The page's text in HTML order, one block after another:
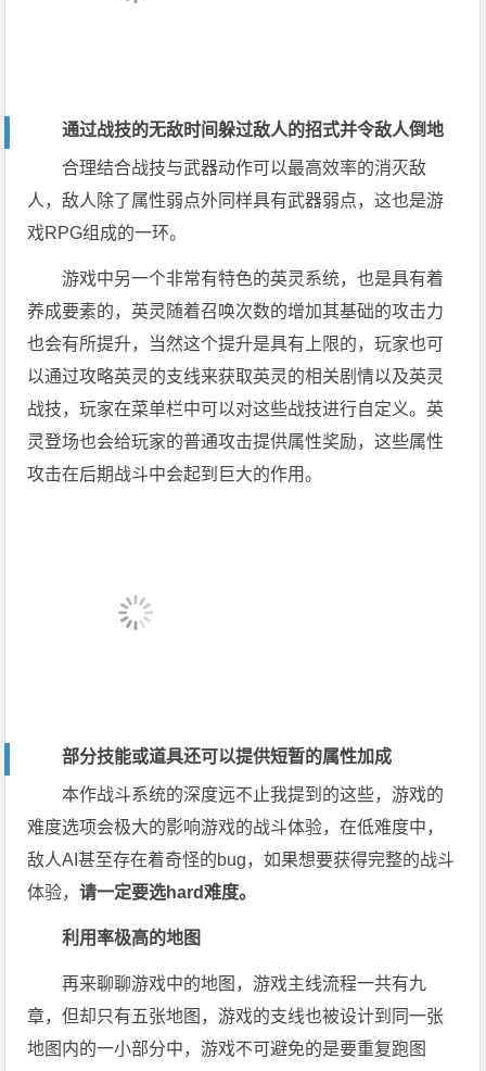
通过战技的无敌时间躲过敌人的招式并令敌人倒地
合理结合战技与武器动作可以最高效率的消灭敌
人，敌人除了属性弱点外同样具有武器弱点，这也是游
戏RPG组成的一环。
游戏中另一个非常有特色的英灵系统，也是具有着
养成要素的，英灵随着召唤次数的增加其基础的攻击力
也会有所提升，当然这个提升是具有上限的，玩家也可
以通过攻略英灵的支线来获取英灵的相关剧情以及英灵
战技，玩家在菜单栏中可以对这些战技进行自定义。英
灵登场也会给玩家的普通攻击提供属性奖励，这些属性
攻击在后期战斗中会起到巨大的作用。
部分技能或道具还可以提供短暂的属性加成
本作战斗系统的深度远不止我提到的这些，游戏的
难度选项会极大的影响游戏的战斗体验，在低难度中，
敌人AI甚至存在着奇怪的bug，如果想要获得完整的战斗
体验，请一定要选hard难度。
利用率极高的地图
再来聊聊游戏中的地图，游戏主线流程一共有九
章，但却只有五张地图，游戏的支线也被设计到同一张
地图内的一小部分中，游戏不可避免的是要重复跑图